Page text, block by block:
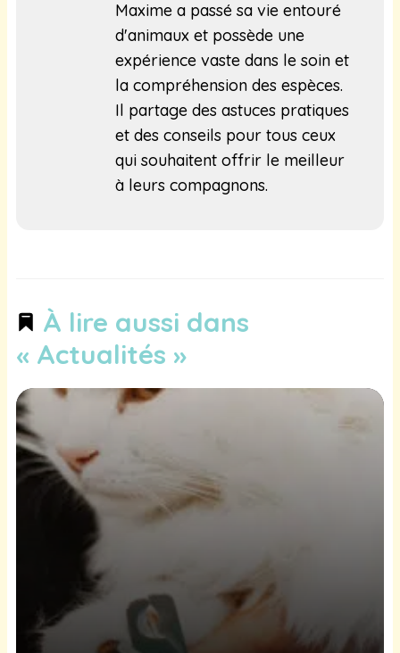
Maxime a passé sa vie entouré
d'animaux et possède une
expérience vaste dans le soin et
la compréhension des espèces.
Il partage des astuces pratiques
et des conseils pour tous ceux
qui souhaitent offrir le meilleur
à leurs compagnons.
À lire aussi dans
« Actualités »